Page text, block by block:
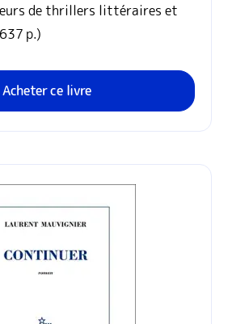
de thrillers littéraires et
p.)
Acheter ce livre